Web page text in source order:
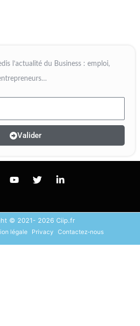
l’actualité du Business : emploi,
Valider
© 2021- 2026 Ciip.fr
légale Privacy Contactez-nous